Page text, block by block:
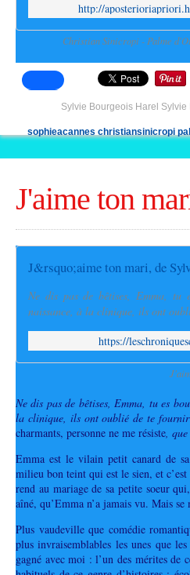
http://
Christian Sinicropi - Palme
Sylvie Bourgeois Harel Sylvie
sophieacannes christiansinicropi
J'aime ton
J&rsquo;aime ton mari, de
Ne dis pas de bêtises, Emma,
naissance, à la clinique, ils ont
https://
Ne dis pas de bêtises, Emma, tu es
la clinique, ils ont oublié de te
charmants, personne ne me résiste,
Emma est le vilain petit canard de
milieu bon teint qui est le sien, et c’est
rend au mariage de sa petite soeur
aîné, qu’Emma n’a jamais vu. Mais
Plus vaudeville que comédie
plus invraisemblables les unes que
gagné avec moi : l’un des mérites de